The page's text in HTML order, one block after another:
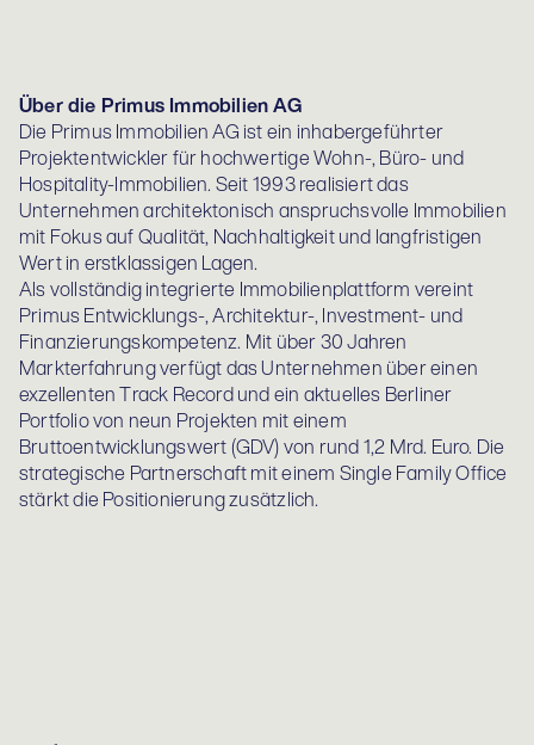
Über die Primus Immobilien AG
Die Primus Immobilien AG ist ein inhabergeführter
Projektentwickler für hochwertige Wohn-, Büro- und
Hospitality-Immobilien. Seit 1993 realisiert das
Unternehmen architektonisch anspruchsvolle Immobilien
mit Fokus auf Qualität, Nachhaltigkeit und langfristigen
Wert in erstklassigen Lagen.
Als vollständig integrierte Immobilienplattform vereint
Primus Entwicklungs-, Architektur-, Investment- und
Finanzierungskompetenz. Mit über 30 Jahren
Markterfahrung verfügt das Unternehmen über einen
exzellenten Track Record und ein aktuelles Berliner
Portfolio von neun Projekten mit einem
Bruttoentwicklungswert (GDV) von rund 1,2 Mrd. Euro. Die
strategische Partnerschaft mit einem Single Family Office
stärkt die Positionierung zusätzlich.